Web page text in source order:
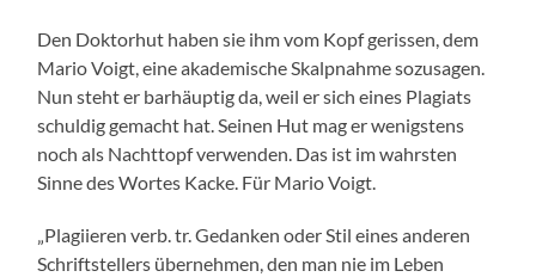
Den Doktorhut haben sie ihm vom Kopf gerissen, dem
Mario Voigt, eine akademische Skalpnahme sozusagen.
Nun steht er barhäuptig da, weil er sich eines Plagiats
schuldig gemacht hat. Seinen Hut mag er wenigstens
noch als Nachttopf verwenden. Das ist im wahrsten
Sinne des Wortes Kacke. Für Mario Voigt.
„Plagiieren verb. tr. Gedanken oder Stil eines anderen
Schriftstellers übernehmen, den man nie im Leben